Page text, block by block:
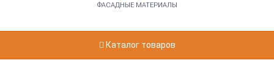
ФАСАДНЫЕ МАТЕРИАЛЫ
Каталог товаров